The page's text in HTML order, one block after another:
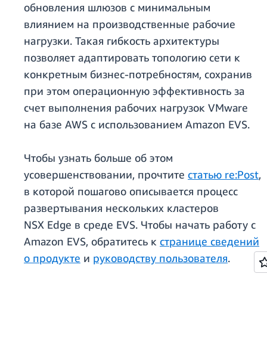
обновления шлюзов с минимальным
влиянием на производственные рабочие
нагрузки. Такая гибкость архитектуры
позволяет адаптировать топологию сети к
конкретным бизнес-потребностям, сохранив
при этом операционную эффективность за
счет выполнения рабочих нагрузок VMware
на базе AWS с использованием Amazon EVS.
Чтобы узнать больше об этом
усовершенствовании, прочтите статью re:Post,
в которой пошагово описывается процесс
развертывания нескольких кластеров
NSX Edge в среде EVS. Чтобы начать работу с
Amazon EVS, обратитесь к странице сведений
о продукте и руководству пользователя.